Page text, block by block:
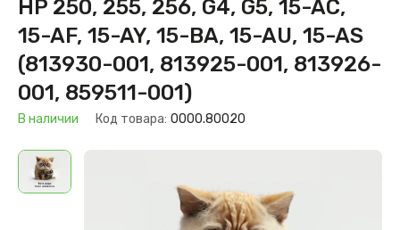
HP 250, 255, 256, G4, G5, 15-AC,
15-AF, 15-AY, 15-BA, 15-AU, 15-AS
(813930-001, 813925-001, 813926-
001, 859511-001)
В наличии Код товара: 0000.80020